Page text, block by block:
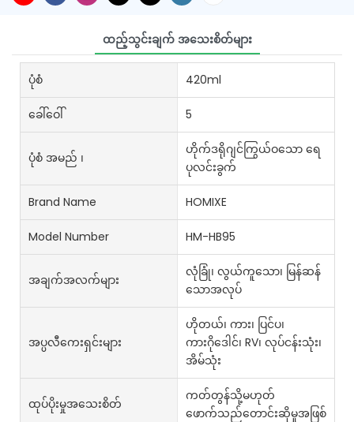
ထည့်သွင်းချက် အသေးစိတ်များ
ပုံစံ 420ml
ခေါ်ဝေါ် 5
ပုံစံ အမည် ၊
ဟိုက်ဒရိုဂျင်ကြွယ်ဝသော ရေ
ပုလင်းခွက်
Brand Name HOMIXE
Model Number HM-HB95
အချက်အလက်များ
လုံခြုံ၊ လွယ်ကူသော၊ မြန်ဆန်
သောအလုပ်
အပ္ပလီကေးရှင်းများ
ဟိုတယ်၊ ကား၊ ပြင်ပ၊
ကားဂိုဒေါင်၊ RV၊ လုပ်ငန်းသုံး၊
အိမ်သုံး
ထုပ်ပိုးမှုအသေးစိတ်
ကတ်တွန်သို့မဟုတ်
ဖောက်သည်တောင်းဆိုမှုအဖြစ်